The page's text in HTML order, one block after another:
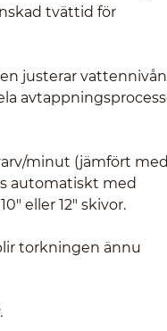
tvättid för
justerar
minut (jämfört med
automatiskt med
eller 12" skivor.
torkningen ännu